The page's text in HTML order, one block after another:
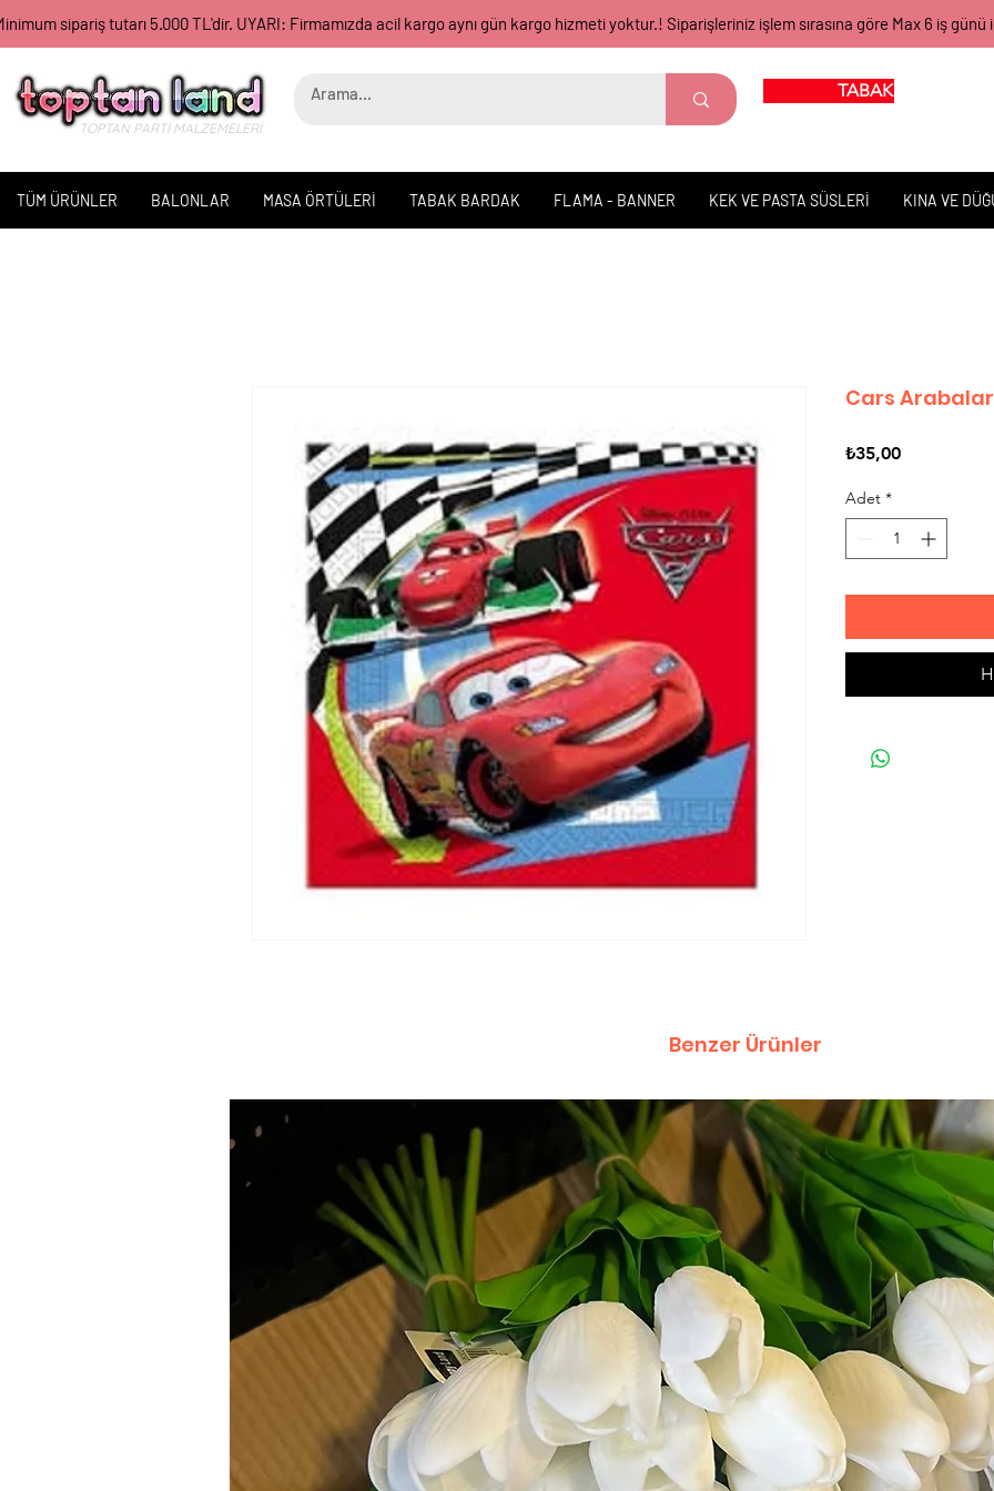
sipariş tutarı 5.000 TL'dir. UYARI: Firmamızda acil kargo aynı gün kargo hizmeti yoktur.! Siparişleriniz işlem sırasına göre Max 6 iş
TOPTAN PARTİ MALZEMELERİ
TABAK BARDAK
TÜM ÜRÜNLER BALONLAR MASA ÖRTÜLERİ TABAK BARDAK FLAMA - BANNER KEK VE PASTA SÜSLERİ KINA VE
Cars
₺35,00Fiyat
Adet *
Benzer Ürünler